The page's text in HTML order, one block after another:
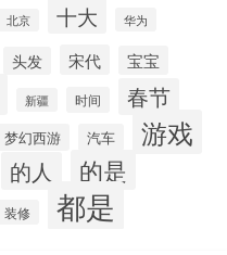
北京 十大 华为
头发 宋代 宝宝
新疆 时间 春节
梦幻西游 汽车 游戏
的人 的是
装修 都是